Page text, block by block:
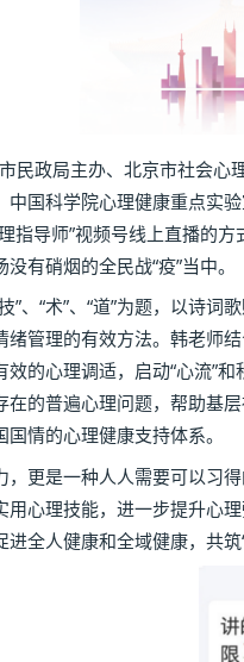
政局主办、北京市社会心理
中国科学院心理健康重点实
指导师”视频号线上直播的
有硝烟的全民战“疫”当中。
“术”、“道”为题，以诗词
绪管理的有效方法。韩老师
的心理调适，启动“心流”
在的普遍心理问题，帮助基
情的心理健康支持体系。
是一种人人需要可以习得
用心理技能，进一步提升心
全人健康和全域健康，共筑“